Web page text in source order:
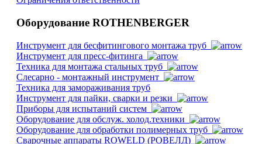
Оборудование ROTHENBERGER
Инструмент для бесфитингового монтажа труб
Инструмент для пресс-фитинга
Техника для монтажа стальных труб
Слесарно - монтажный инструмент
Техника для замораживания труб
Инструмент для пайки, сварки и резки
Приборы для испытаний систем
Оборудование для обслуж. холод.техники
Оборудование для обработки полимерных труб
Cварочные аппараты ROWELD (РОВЕЛД)